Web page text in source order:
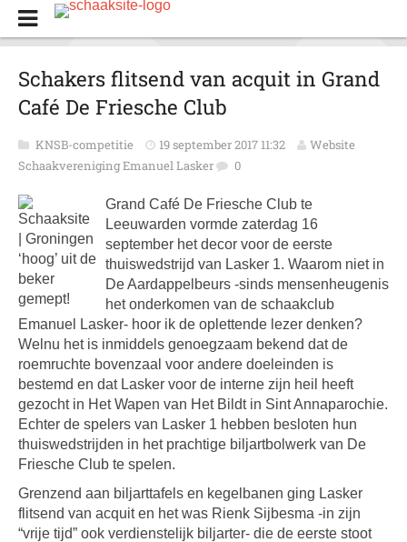
Schakers flitsend van acquit in Grand
Café De Friesche Club
KNSB-competitie 19 september 2017 11:32
Website
Schaakvereniging Emanuel Lasker
0
Grand Café De Friesche Club te
Leeuwarden vormde zaterdag 16
september het decor voor de eerste
thuiswedstrijd van Lasker 1. Waarom niet in
De Aardappelbeurs -sinds mensenheugenis
het onderkomen van de schaakclub
Emanuel Lasker- hoor ik de oplettende lezer denken?
Welnu het is inmiddels genoegzaam bekend dat de
roemruchte bovenzaal voor andere doeleinden is
bestemd en dat Lasker voor de interne zijn heil heeft
gezocht in Het Wapen van Het Bildt in Sint Annaparochie.
Echter de spelers van Lasker 1 hebben besloten hun
thuiswedstrijden in het prachtige biljartbolwerk van De
Friesche Club te spelen.
Grenzend aan biljarttafels en kegelbanen ging Lasker
flitsend van acquit en het was Rienk Sijbesma -in zijn
“vrije tijd” ook verdienstelijk biljarter- die de eerste stoot